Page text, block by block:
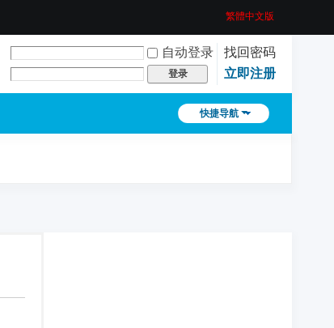
繁體中文版
自动登录
找回密码
登录 立即注册
快捷导航